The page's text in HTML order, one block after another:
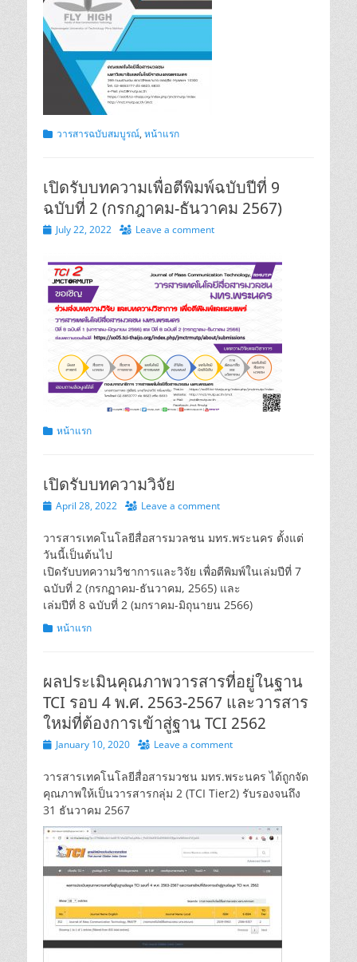
Categories
วารสารฉบับสมบูรณ์, หน้าแรก
เปิดรับบทความเพื่อตีพิมพ์ฉบับปีที่ 9
ฉบับที่ 2 (กรกฎาคม-ธันวาคม 2567)
PostedJuly 22, 2022 Leave a comment
Categories
หน้าแรก
เปิดรับบทความวิจัย
PostedApril 28, 2022 Leave a comment
วารสารเทคโนโลยีสื่อสารมวลชน มทร.พระนคร ตั้งแต่
วันนี้เป็นต้นไป
เปิดรับบทความวิชาการและวิจัย เพื่อตีพิมพ์ในเล่มปีที่ 7
ฉบับที่ 2 (กรกฏาคม-ธันวาคม, 2565) และ
เล่มปีที่ 8 ฉบับที่ 2 (มกราคม-มิถุนายน 2566)
Categories
หน้าแรก
ผลประเมินคุณภาพวารสารที่อยู่ในฐาน
TCI รอบ 4 พ.ศ. 2563-2567 และวารสาร
ใหม่ที่ต้องการเข้าสู่ฐาน TCI 2562
PostedJanuary 10, 2020 Leave a comment
วารสารเทคโนโลยีสื่อสารมวชน มทร.พระนคร ได้ถูกจัด
คุณภาพให้เป็นวารสารกลุ่ม 2 (TCI Tier2) รับรองจนถึง
31 ธันวาคม 2567